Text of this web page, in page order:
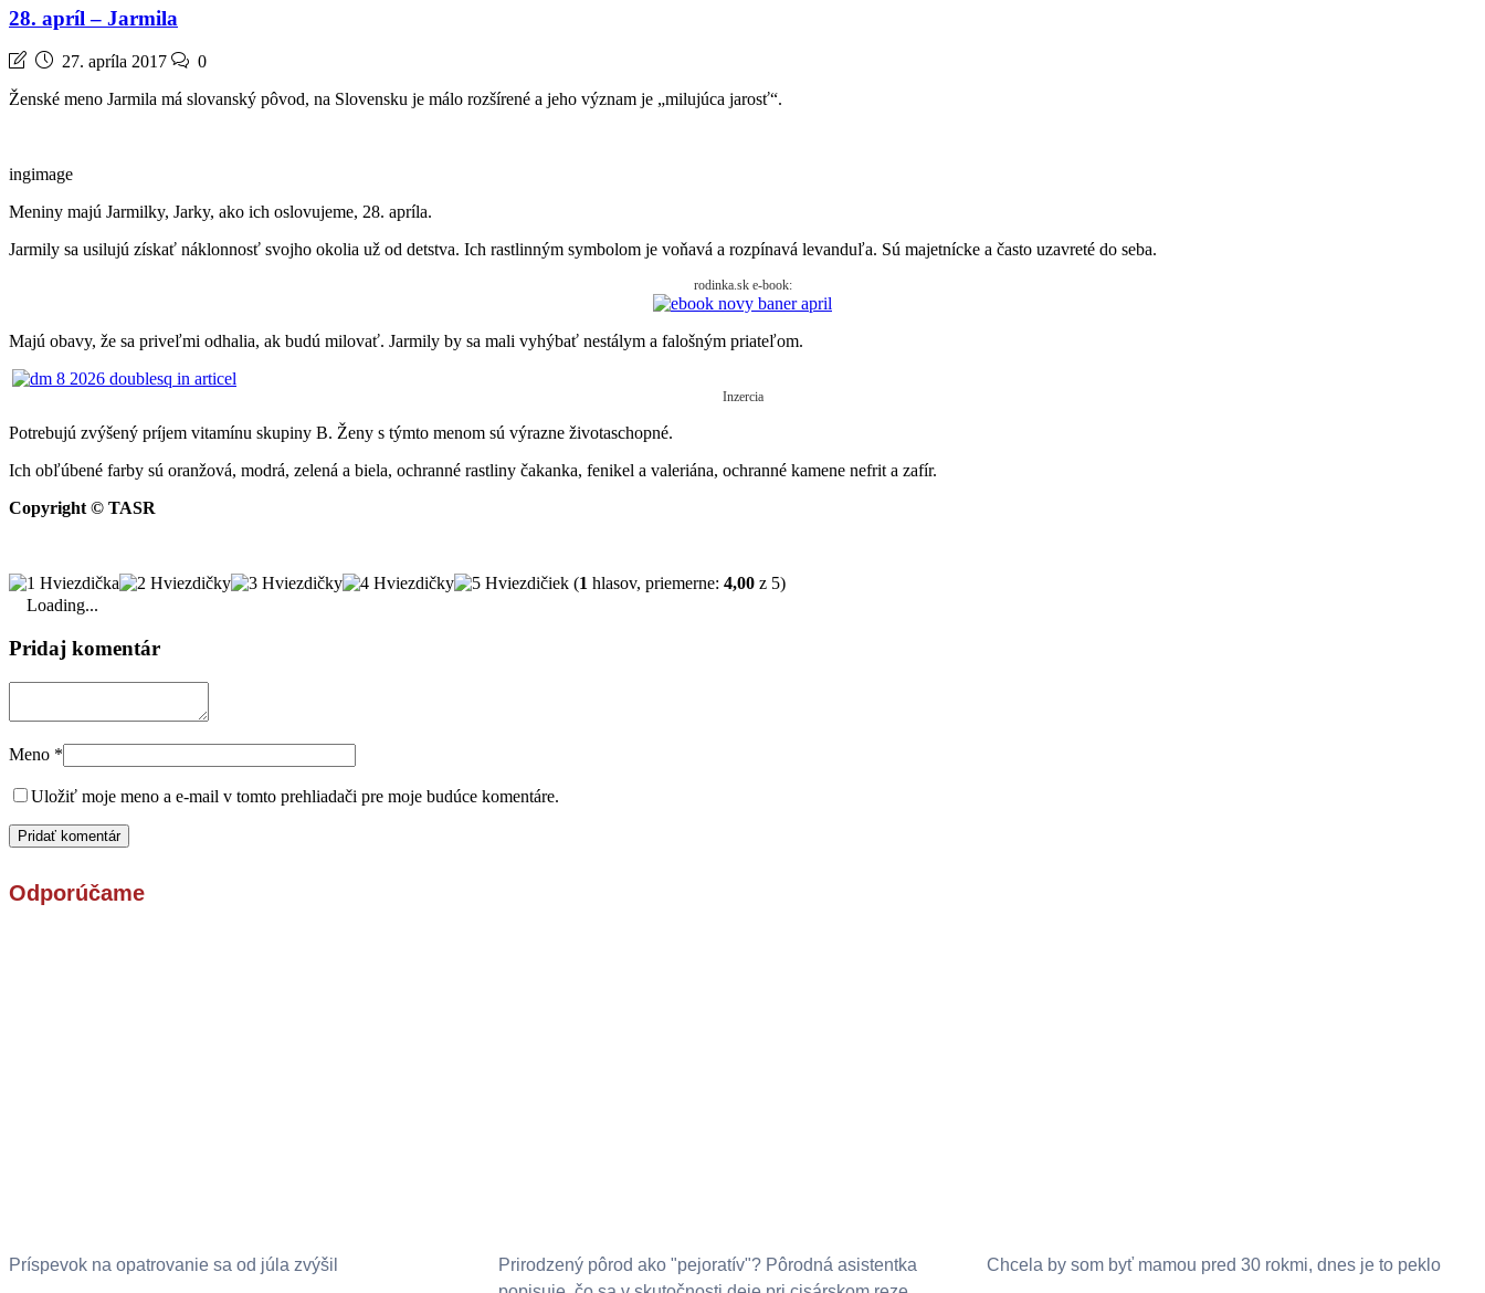
28. apríl – Jarmila
27. apríla 2017
0
Ženské meno Jarmila má slovanský pôvod, na Slovensku je málo rozšírené a jeho význam je „milujúca jarosť“.
ingimage
Meniny majú Jarmilky, Jarky, ako ich oslovujeme, 28. apríla.
Jarmily sa usilujú získať náklonnosť svojho okolia už od detstva. Ich rastlinným symbolom je voňavá a rozpínavá levanduľa. Sú majetnícke a často uzavreté do seba.
rodinka.sk e-book:
Majú obavy, že sa priveľmi odhalia, ak budú milovať. Jarmily by sa mali vyhýbať nestálym a falošným priateľom.
Inzercia
Potrebujú zvýšený príjem vitamínu skupiny B. Ženy s týmto menom sú výrazne životaschopné.
Ich obľúbené farby sú oranžová, modrá, zelená a biela, ochranné rastliny čakanka, fenikel a valeriána, ochranné kamene nefrit a zafír.
Copyright © TASR
(1 hlasov, priemerne: 4,00 z 5)
Loading...
Pridaj komentár
Meno *
Uložiť moje meno a e-mail v tomto prehliadači pre moje budúce komentáre.
Odporúčame
Príspevok na opatrovanie sa od júla zvýšil
Prirodzený pôrod ako "pejoratív"? Pôrodná asistentka
Chcela by som byť mamou pred 30 rokmi, dnes je to peklo